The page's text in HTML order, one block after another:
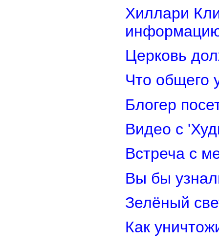
Хиллари
Церковь
Что общего
Блогер
Видео с
Встреча с
Вы бы
Зелёный
Как